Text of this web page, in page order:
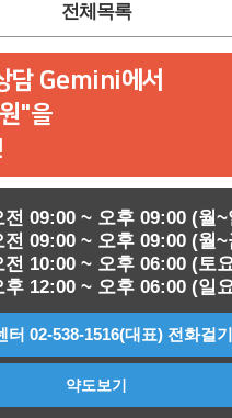
전체목록
담 Gemini에서
"을
전 09:00 ~ 오후 09:00 (월~
전 09:00 ~ 오후 09:00 (월~
전 10:00 ~ 오후 06:00 (토
후 12:00 ~ 오후 06:00 (일
터 02-538-1516(대표) 전화걸기
약도보기